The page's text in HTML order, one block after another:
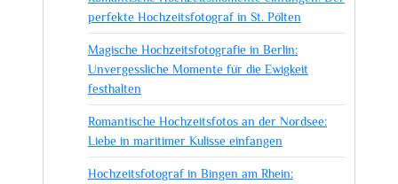
perfekte Hochzeitsfotograf in St. Pölten
Magische Hochzeitsfotografie in Berlin:
Unvergessliche Momente für die Ewigkeit
festhalten
Romantische Hochzeitsfotos an der Nordsee:
Liebe in maritimer Kulisse einfangen
Hochzeitsfotograf in Bingen am Rhein: